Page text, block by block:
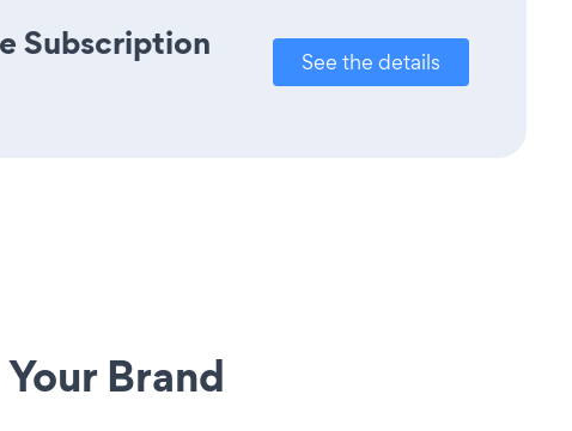
Subscription
See the details
Brand